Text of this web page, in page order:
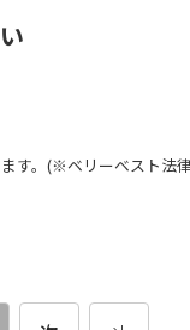
す。(※ベリーベスト法